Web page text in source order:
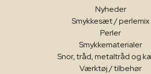
Nyheder
Smykkesæt / perlemix
Perler
Smykkematerialer
Snor, tråd, metaltråd og
Værktøj / tilbehør